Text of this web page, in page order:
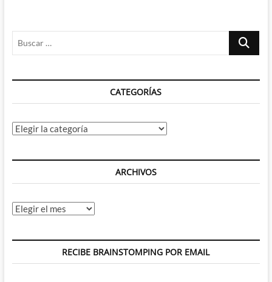
su
blanquito
Buscar
CATEGORÍAS
Categorías
ARCHIVOS
Archivos
RECIBE BRAINSTOMPING POR EMAIL